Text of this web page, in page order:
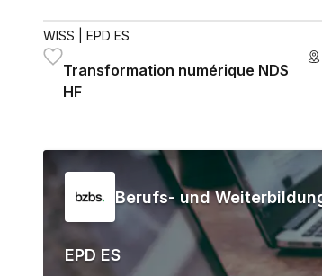
WISS | EPD ES
Transformation numérique NDS
HF
Berufs- und
EPD ES